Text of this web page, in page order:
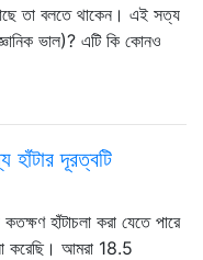
তা বলতে থাকেন। এই সত্য
ভাল)? এটি কি কোনও
দূরত্বটি
হাঁটাচলা করা যেতে পারে
করেছি। আমরা 18.5